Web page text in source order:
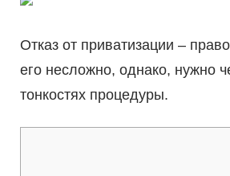
Отказ от приватизации –
его несложно, однако, нужно
тонкостях процедуры.